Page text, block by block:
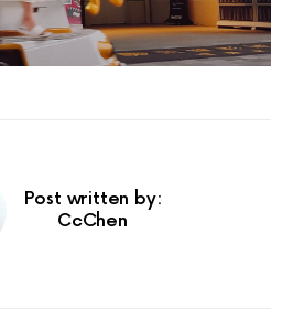
Post written by:
CcChen